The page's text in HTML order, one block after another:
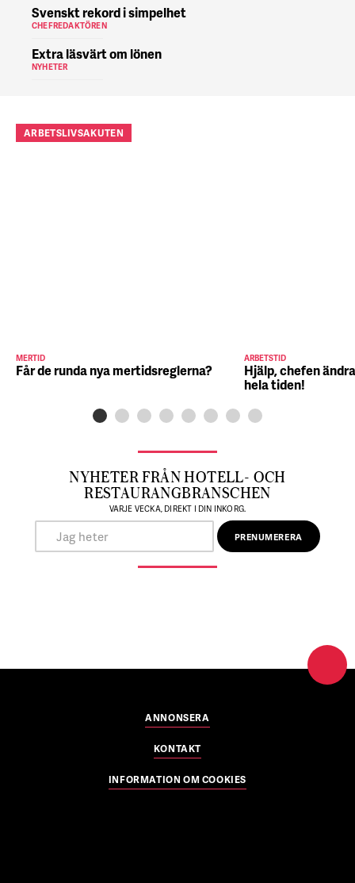
Svenskt rekord i simpelhet
CHEFREDAKTÖREN
Extra läsvärt om lönen
NYHETER
ARBETSLIVSAKUTEN
MERTID
Får de runda nya mertidsreglerna?
ARBETSTID
Hjälp, chefen
hela tiden!
NYHETER FRÅN HOTELL- OCH
RESTAURANGBRANSCHEN
VARJE VECKA, DIREKT I DIN INKORG.
ANNONSERA
KONTAKT
INFORMATION OM COOKIES